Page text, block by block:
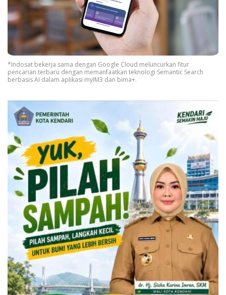
*Indosat bekerja sama dengan Google Cloud meluncurkan fitur
pencarian terbaru dengan memanfaatkan teknologi Semantic Search
berbasis AI dalam aplikasi myIM3 dan bima+.